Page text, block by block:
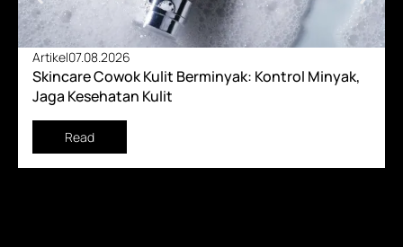
Artikel07.08.2026
Skincare Cowok Kulit Berminyak: Kontrol Minyak,
Jaga Kesehatan Kulit
Read